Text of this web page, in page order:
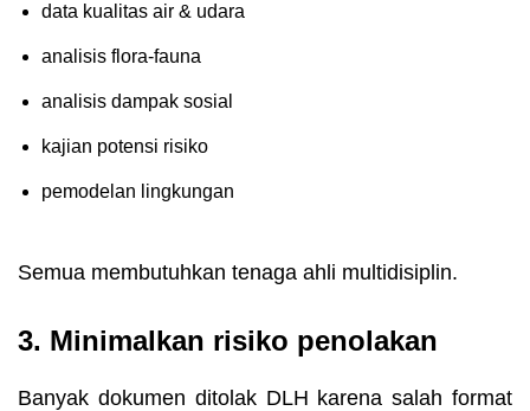
data kualitas air & udara
analisis flora-fauna
analisis dampak sosial
kajian potensi risiko
pemodelan lingkungan
Semua membutuhkan tenaga ahli multidisiplin.
3. Minimalkan risiko penolakan
Banyak dokumen ditolak DLH karena salah format